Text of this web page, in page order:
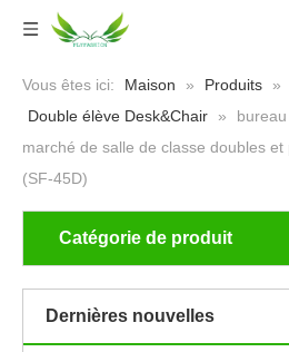
Vous êtes ici: Maison » Produits »
Double élève Desk&Chair
»
marché de salle de classe doubles
(SF-45D)
Catégorie de produit
Dernières nouvelles
Nouvelles 001 de
Se sentir libre pour éditer ce texte